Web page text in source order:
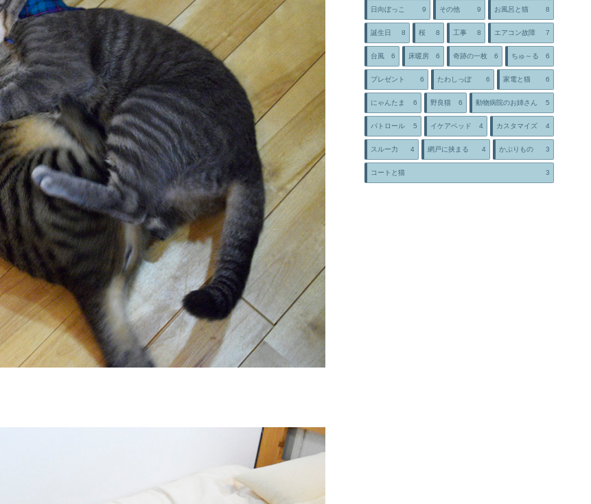
日向ぼっこ 9 その他 9 お風呂と猫 8
誕生日 8 桜 8 工事 8 エアコン故障 7
台風 6 床暖房 6 奇跡の一枚 6 ちゅ～る 6
プレゼント 6 たわしっぽ 6 家電と猫 6
にゃんたま 6 野良猫 6 動物病院のお姉さん 5
パトロール 5 イケアベッド 4 カスタマイズ 4
スルー力 4 網戸に挟まる 4 かぶりもの 3
コートと猫 3